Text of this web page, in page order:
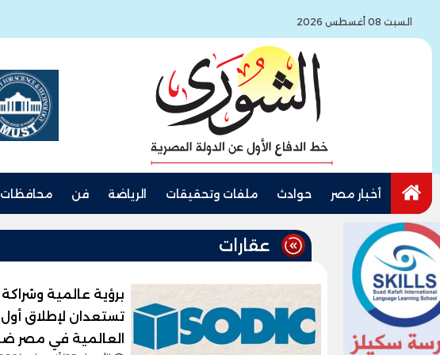
السبت 08 أغسطس 2026
أخبار مصر حوادث ملفات وتحقيقات الرياضة فن محافظات
عقارات
برؤية عالمية
تستعدان لإطلاق
العالمية في مصر